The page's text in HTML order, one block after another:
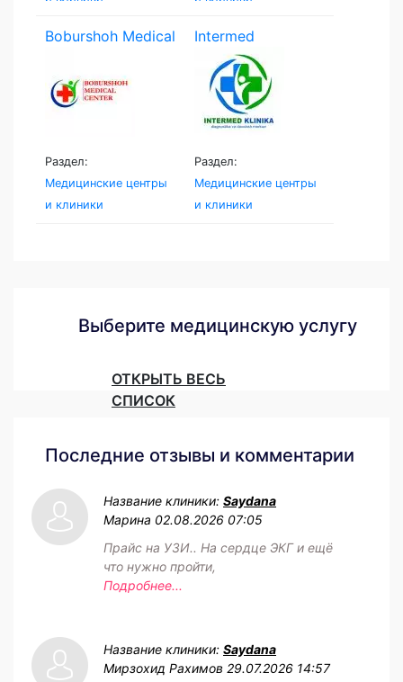
Boburshoh Medical
Раздел:
Медицинские центры
и клиники
Intermed
Namangan
Раздел:
Медицинские центры
и клиники
Выберите медицинскую услугу
ОТКРЫТЬ ВЕСЬ
СПИСОК
Последние отзывы и комментарии
Название клиники: Saydana
Марина 02.08.2026 07:05
Прайс на УЗИ.. На сердце ЭКГ и ещё
что нужно пройти,
Подробнее...
Название клиники: Saydana
Мирзохид Рахимов 29.07.2026 14:57